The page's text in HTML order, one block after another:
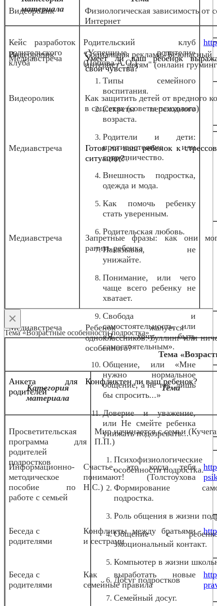
Видеоролик
Физиологическая зависимость от
Интернет
Видеоролик
Социальная реклама "Безопасный
интернет - детям" (онлайн
Видеоролик
Как защитить детей от вредного
в соцсетях (советы психолога)
Медиавстреча
Умеет ли ваш ребенок
свои чувства?
Медиавстреча
Готов ли ваш ребенок к
ситуации?
Медиавстреча
Запретные фразы: как они
ранить ребенка
Медиавстреча
Ребенок жалуется
одноклассников: буллинг или
особенного?о
Анкета для
родителей
Конфликтен ли ваш ребенок?
материала
Кейс разработок
родительского
клуба
Родительский клуб
«Успешные родители»
(Попова А.О.)
Типы семейного
воспитания.
Секреты переходного
возраста.
Родители и дети:
противостояние или
сотрудничество.
Внешность подростка,
одежда и мода.
Как помочь ребенку
стать уверенным.
Родительская любовь.
Наказывая, не
унижайте.
Понимание, или чего
чаще всего ребенку не
хватает.
Свобода и
самостоятельность, или
«Я хочу быть
самостоятельным».
Общение, или «Мне
нужно нормальное
общение, а не так, лишь
бы спросить...»
Доверие и уважение,
или Не смейте ребенка
унижать подозревать...
Информационно-
методическое
пособие по
работе с семьей
Счастье, это когда тебя
понимают! (Толстоухова
Н.С.)
Беседа с
родителями
Конфликты между братьями
и сестрами
Беседа с
родителями
Как выработать новые
семейные правила
×
Тема «Возрастные особенности подростка»
Тема
Категория
материала
Тема
Просветительская
программа для
родителей
подростков
Мир начинается с семьи
П.П.)
Психофизиологические
особенности подростка.
Формирование
подростка.
Роль общения в жизни
Общение с
эмоциональный контакт.
Компьютер в жизни
Досуг подростков
Семейный досуг.